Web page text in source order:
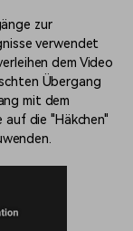
zur
verwendet
dem Video
Übergang
mit dem
auf die "Häkchen"